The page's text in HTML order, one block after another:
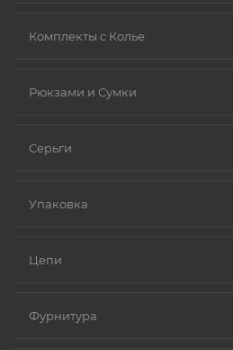
Комплекты с Колье
Рюкзами и Сумки
Серьги
Упаковка
Цепи
Фурнитура